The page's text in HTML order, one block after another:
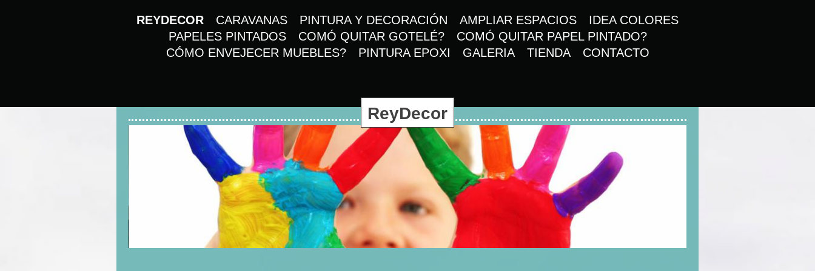
REYDECOR CARAVANAS PINTURA Y DECORACIÓN AMPLIAR ESPACIOS
IDEA COLORES
PAPELES PINTADOS
COMÓ QUITAR GOTELÉ?
COMÓ QUITAR PAPEL PINTADO?
CÓMO ENVEJECER MUEBLES?
PINTURA EPOXI GALERIA TIENDA CONTACTO
ReyDecor